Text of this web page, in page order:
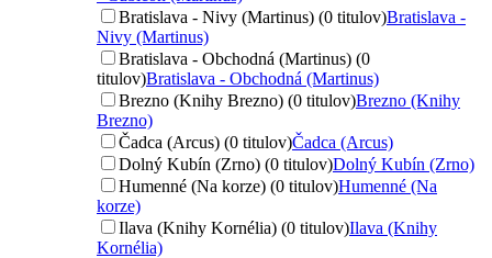
Bratislava - Nivy (Martinus) (0 titulov)Bratislava -
Nivy (Martinus)
Bratislava - Obchodná (Martinus) (0
titulov)Bratislava - Obchodná (Martinus)
Brezno (Knihy Brezno) (0 titulov)Brezno (Knihy
Brezno)
Čadca (Arcus) (0 titulov)Čadca (Arcus)
Dolný Kubín (Zrno) (0 titulov)Dolný Kubín (Zrno)
Humenné (Na korze) (0 titulov)Humenné (Na
korze)
Ilava (Knihy Kornélia) (0 titulov)Ilava (Knihy
Kornélia)